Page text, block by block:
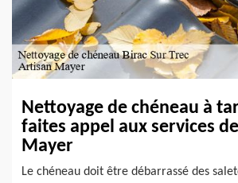
Nettoyage de chéneau à
faites appel aux services
Mayer
Le chéneau doit être débarrassé des